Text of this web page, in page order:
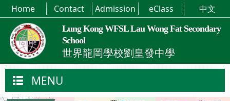
Lung Kong WFSL Lau Wong Fat Secondary
School
世界龍岡學校劉皇發中學
Home Contact Admission eClass 中文
MENU